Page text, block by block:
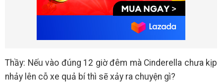
Thầy: Nếu vào đúng 12 giờ đêm mà Cinderella chưa kịp
nhảy lên cỗ xe quả bí thì sẽ xảy ra chuyện gì?